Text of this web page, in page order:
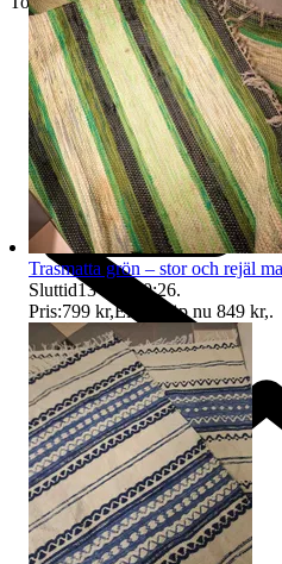
Trasmatta grön – stor och rejäl
Sluttid13 aug 20:26.
Pris:799 kr,Eller Köp nu 849 kr,.